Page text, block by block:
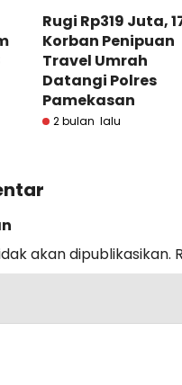
Rugi Rp319 Juta,
Korban Penipuan
Travel Umrah
Datangi Polres
Pamekasan
2 bulan lalu
akan dipublikasikan.